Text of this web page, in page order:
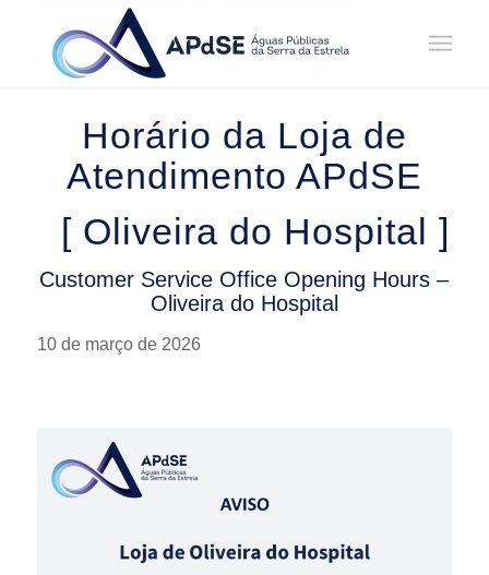
Home / Notícias Avisos
Horário da Loja de Atendimento – Oliveira do Hospital || Customer ...
Horário da Loja de
Atendimento APdSE
[ Oliveira do Hospital ]
Customer Service Office Opening Hours –
Oliveira do Hospital
10 de março de 2026